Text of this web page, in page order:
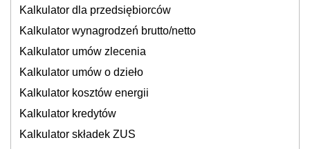
Kalkulator dla przedsiębiorców
Kalkulator wynagrodzeń brutto/netto
Kalkulator umów zlecenia
Kalkulator umów o dzieło
Kalkulator kosztów energii
Kalkulator kredytów
Kalkulator składek ZUS